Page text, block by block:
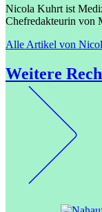
Nicola Kuhrt ist
Chefredakteurin von
Alle Artikel von
Weitere